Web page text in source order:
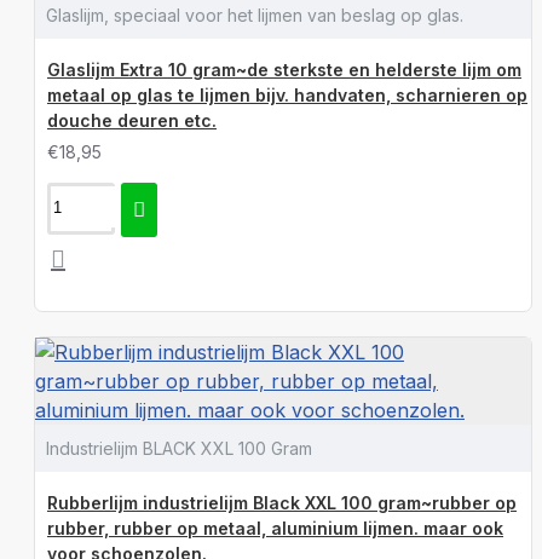
Glaslijm, speciaal voor het lijmen van beslag op glas.
Glaslijm Extra 10 gram~de sterkste en helderste lijm om
metaal op glas te lijmen bijv. handvaten, scharnieren op
douche deuren etc.
€18,95
Industrielijm BLACK XXL 100 Gram
Rubberlijm industrielijm Black XXL 100 gram~rubber op
rubber, rubber op metaal, aluminium lijmen. maar ook
voor schoenzolen.